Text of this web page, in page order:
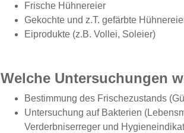
Frische Hühnereier
Gekochte und z.T. gefärbte
Eiprodukte (z.B. Vollei, Soleier)
Welche Untersuchungen
Bestimmung des Frischezustands
Untersuchung auf Bakterien
Verderbniserreger und